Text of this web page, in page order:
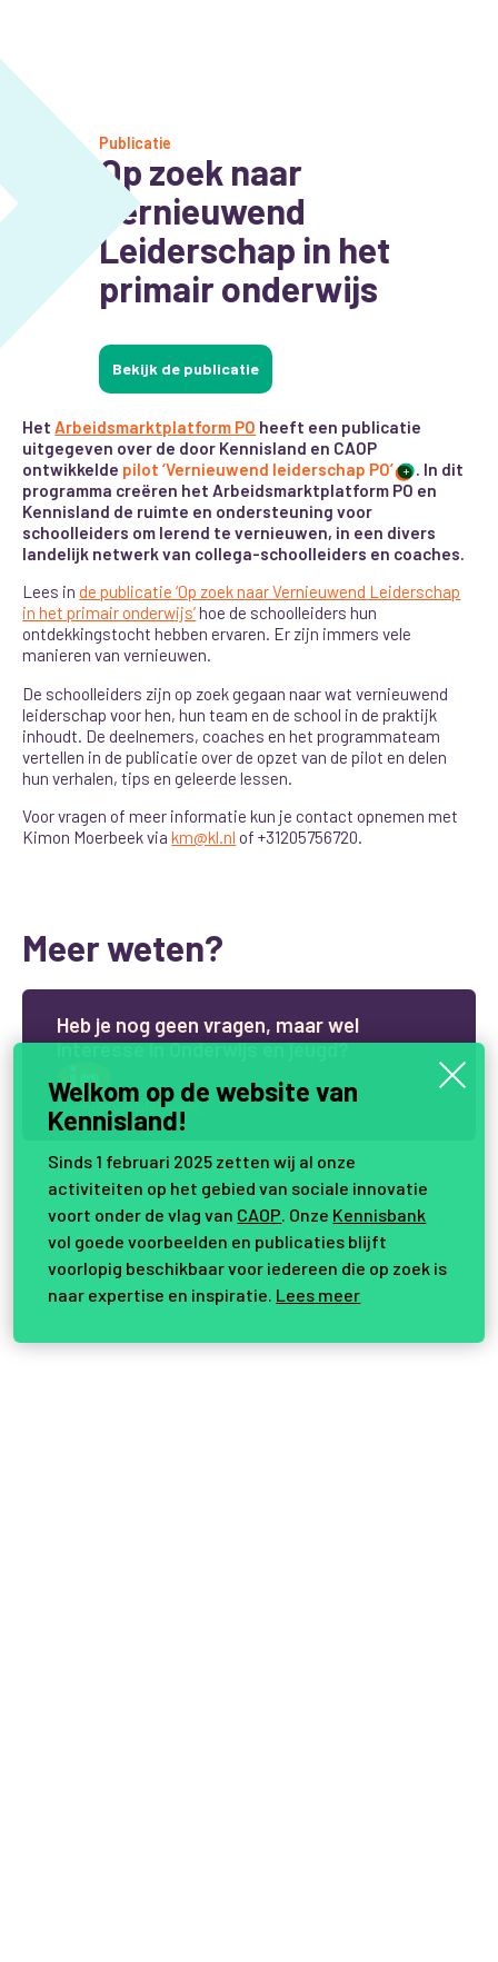
Publicatie
Op zoek naar
Vernieuwend
Leiderschap in het
primair onderwijs
Bekijk de publicatie
HetArbeidsmarktplatform PO heeft een publicatie
uitgegeven over de door Kennisland en CAOP
ontwikkelde pilot ‘Vernieuwend leiderschap PO’ + . In dit
programma creëren het Arbeidsmarktplatform PO en
Kennisland de ruimte en ondersteuning voor
schoolleiders om lerend te vernieuwen, in een divers
landelijk netwerk van collega-schoolleiders en coaches.
Lees inde publicatie ‘Op zoek naar Vernieuwend Leiderschap
in het primair onderwijs’hoe de schoolleiders hun
ontdekkingstocht hebben ervaren. Er zijn immers vele
manieren van vernieuwen.
De schoolleiders zijn op zoek gegaan naar wat vernieuwend
leiderschap voor hen, hun team en de school in de praktijk
inhoudt. De deelnemers, coaches en het programmateam
vertellen in de publicatie over de opzet van de pilot en delen
hun verhalen, tips en geleerde lessen.
Voor vragen of meer informatie kun je contact opnemen met
Kimon Moerbeek viakm@kl.nl of +31205756720.
Meer weten?
Heb je nog geen vragen, maarwel
interesseinOnderwijsenjeugd?
Samen vernieuwen.
Welkom op de website van
Kennisland!
Sinds 1 februari 2025 zetten wij al onze
activiteiten op het gebied van sociale innovatie
voort onder de vlag van CAOP. Onze Kennisbank
vol goede voorbeelden en publicaties blijft
voorlopig beschikbaar voor iedereen die op zoek is
naar expertise en inspiratie. Lees meer